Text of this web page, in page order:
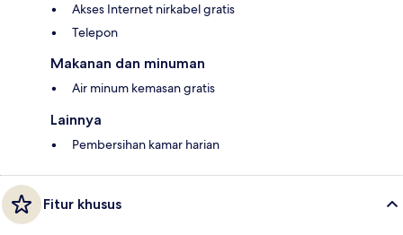
Akses Internet nirkabel gratis
Telepon
Makanan dan minuman
Air minum kemasan gratis
Lainnya
Pembersihan kamar harian
Fitur khusus